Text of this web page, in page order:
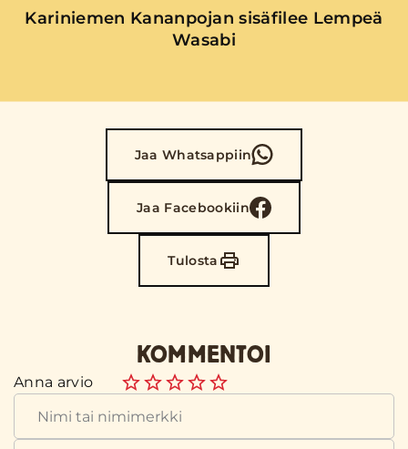
Kariniemen Kananpojan sisäfilee Lempeä
Wasabi
Jaa Whatsappiin
Jaa Facebookiin
Tulosta
KOMMENTOI
Anna arvio